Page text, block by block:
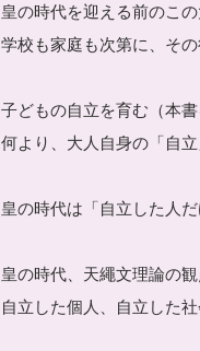
皇の時代を迎える前のこの
学校も家庭も次第に、そ
子どもの自立を育む（本
何より、大人自身の「自
皇の時代は「自立した人
皇の時代、天繩文理論の
自立した個人、自立した